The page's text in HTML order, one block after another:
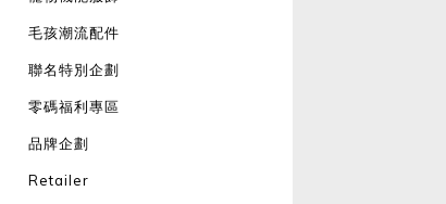
毛孩潮流配件
聯名特別企劃
零碼福利專區
品牌企劃
Retailer